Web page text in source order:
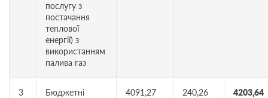
послугу з
постачання
теплової
енергії) з
використанням
палива газ
3
Бюджетні
4091,27 240,26 4203,64